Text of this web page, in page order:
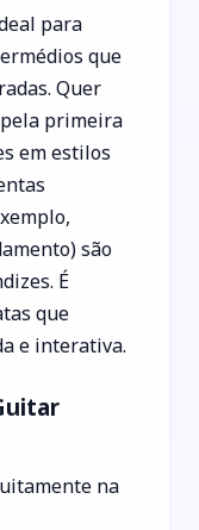
para
que
Quer
primeira
em estilos
são
É
que
e interativa.
na